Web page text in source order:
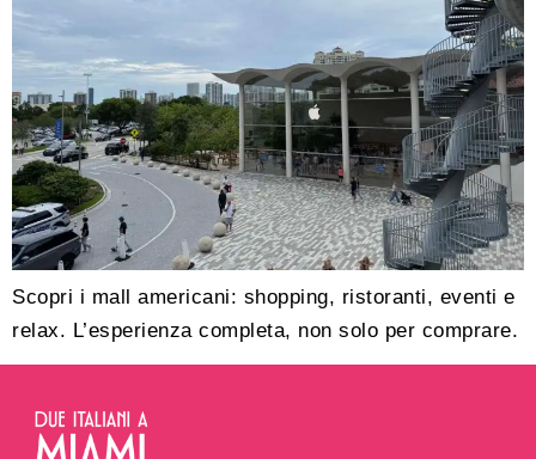
Scopri i mall americani: shopping, ristoranti, eventi e
relax. L’esperienza completa, non solo per comprare.